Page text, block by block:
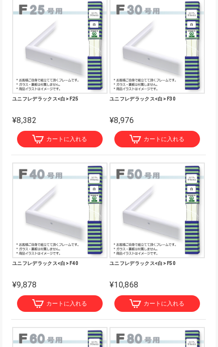
ユニフレデラックス<白> F25
¥8,382
カートに入れる
ユニフレデラックス<白> F30
¥8,976
カートに入れる
ユニフレデラックス<白> F40
¥9,878
カートに入れる
ユニフレデラックス<白> F50
¥10,868
カートに入れる